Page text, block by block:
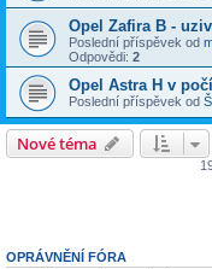
Opel Zafira B -
Poslední příspěvek od
Odpovědi: 2
Opel Astra H v
Poslední příspěvek od
Nové téma
OPRÁVNĚNÍ FÓRA